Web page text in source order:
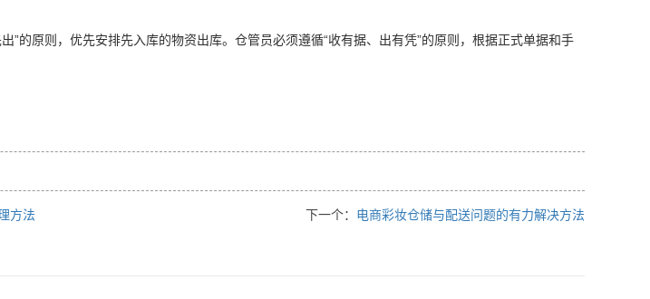
”的原则，优先安排先入库的物资出库。仓管员必须遵循“收有据、出有凭”的原则，根据正式单据和手
方法 下一个： 电商彩妆仓储与配送问题的有力解决方法